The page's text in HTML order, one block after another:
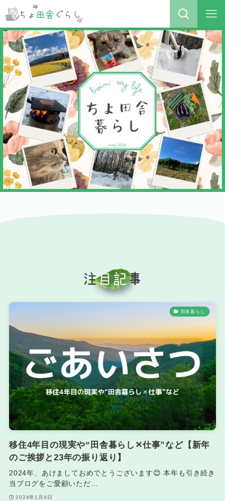
田舎暮らし
移住4年目の現実や“田舎暮らし✕仕事”など【新年
のご挨拶と23年の振り返り】
2024年、あけましておめでとうございます😊 本年も引き続き
当ブログをご愛顧いただ…
2024年1月4日